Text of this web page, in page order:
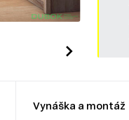
Vynáška a montáž